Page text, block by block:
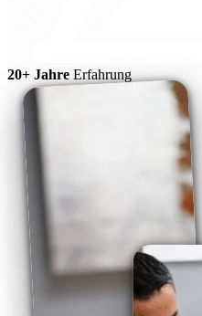
20+ Jahre Erfahrung